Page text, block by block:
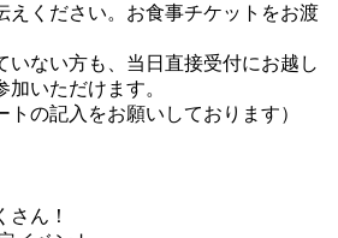
えください。お食事チケットをお渡
いない方も、当日直接受付にお越し
いただけます。
トの記入をお願いしております）
さん！